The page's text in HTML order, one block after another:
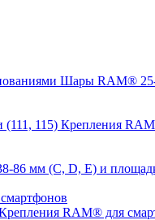
Шары RAM® 25-
Крепления
86 мм (C, D, E) и
RAM® для